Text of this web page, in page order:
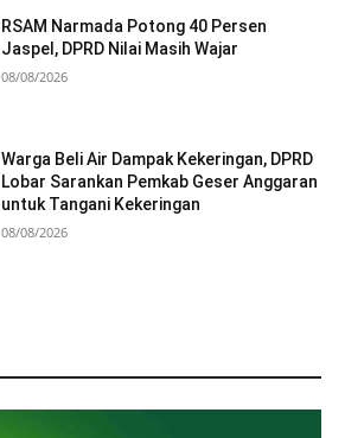
RSAM Narmada Potong 40 Persen
Jaspel, DPRD Nilai Masih Wajar
08/08/2026
Warga Beli Air Dampak Kekeringan, DPRD
Lobar Sarankan Pemkab Geser Anggaran
untuk Tangani Kekeringan
08/08/2026